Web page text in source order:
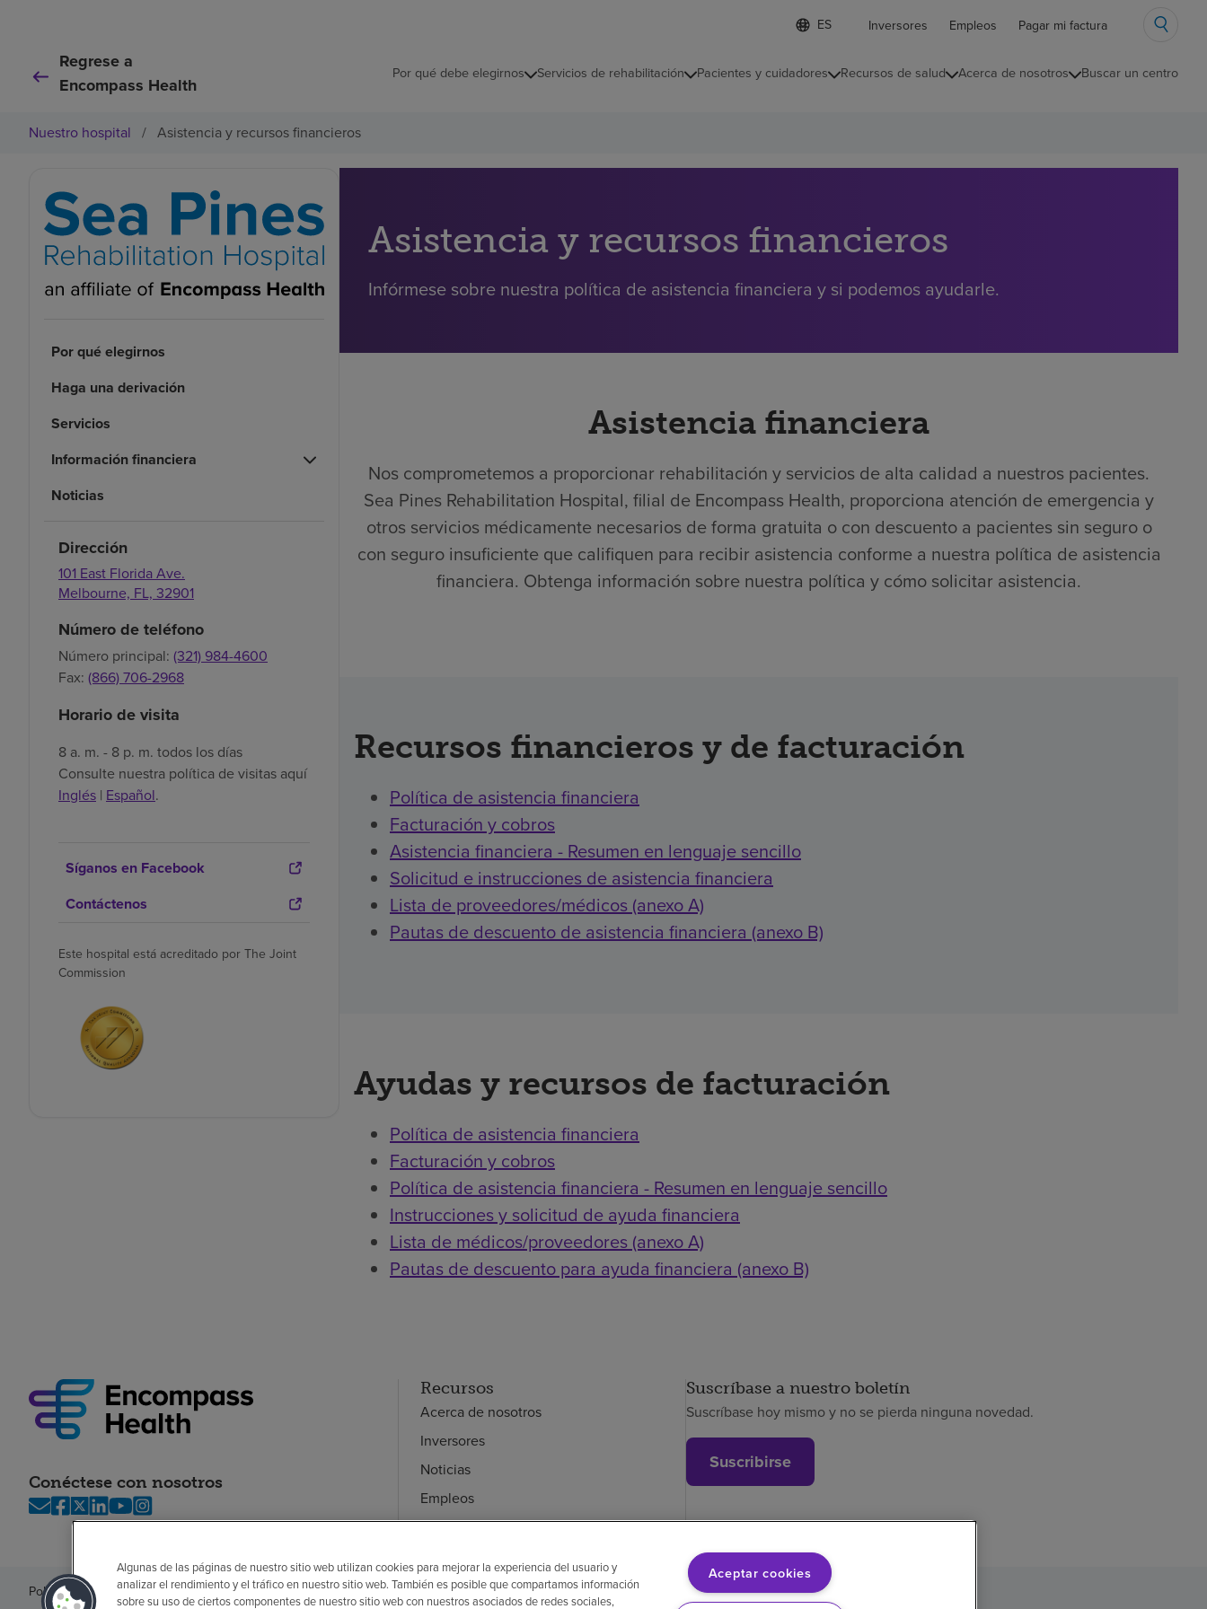
Lista
de
contraída
d
o
e
o
n
d
Inversores Empleos Pagar mi factura
Regrese a
Encompass Health
Por qué debe elegirnos Servicios de rehabilitación Pacientes y cuidadores Recursos de salud Acerca de nosotros Buscar un centro
Nuestro hospital / Asistencia y recursos financieros
Por qué elegirnos
Haga una derivación
Servicios
Información financiera
Noticias
Dirección
101 East Florida Ave.
Melbourne, FL, 32901
Número de teléfono
Número principal: (321) 984-4600
Fax: (866) 706-2968
Horario de visita
8 a. m. - 8 p. m. todos los días
Consulte nuestra política de visitas aquí
Inglés | Español.
Síganos en Facebook
Contáctenos
Este hospital está acreditado por The Joint
Commission
Asistencia y recursos financieros
Infórmese sobre nuestra política de asistencia financiera y si podemos ayudarle.
Asistencia financiera
Nos comprometemos a proporcionar rehabilitación y servicios de alta calidad a nuestros pacientes.
Sea Pines Rehabilitation Hospital, filial de Encompass Health, proporciona atención de emergencia y
otros servicios médicamente necesarios de forma gratuita o con descuento a pacientes sin seguro o
con seguro insuficiente que califiquen para recibir asistencia conforme a nuestra política de asistencia
financiera. Obtenga información sobre nuestra política y cómo solicitar asistencia.
Recursos financieros y de facturación
Política de asistencia financiera
Facturación y cobros
Asistencia financiera - Resumen en lenguaje sencillo
Solicitud e instrucciones de asistencia financiera
Lista de proveedores/médicos (anexo A)
Pautas de descuento de asistencia financiera (anexo B)
Ayudas y recursos de facturación
Política de asistencia financiera
Facturación y cobros
Política de asistencia financiera - Resumen en lenguaje sencillo
Instrucciones y solicitud de ayuda financiera
Lista de médicos/proveedores (anexo A)
Pautas de descuento para ayuda financiera (anexo B)
Conéctese con nosotros
Recursos
Acerca de nosotros
Inversores
Noticias
Empleos
Empleados
Suscríbase a nuestro boletín
Suscríbase hoy mismo y no se pierda ninguna novedad.
Suscribirse
Política de privacidadLegalSin sorpresas AccesibilidadSi no habla inglésAviso de no discriminaciónCumplimiento de los proveedoresTransparencia de precios
Algunas de las páginas de nuestro sitio web utilizan cookies para mejorar la experiencia del usuario y
analizar el rendimiento y el tráfico en nuestro sitio web. También es posible que compartamos información
sobre su uso de ciertos componentes de nuestro sitio web con nuestros asociados de redes sociales,
Aceptar cookies